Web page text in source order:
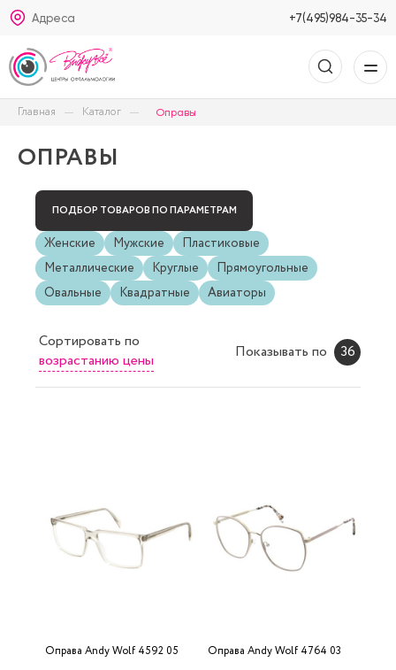
Адреса +7(495)984-35-34
Главная Каталог Оправы
ОПРАВЫ
ПОДБОР ТОВАРОВ ПО ПАРАМЕТРАМ
Женские Мужские
Пластиковые
Металлические
Круглые
Прямоугольные
Овальные
Квадратные Авиаторы
Сортировать по
возрастанию цены
Показывать по 36
Оправа Andy Wolf 4592 05 Оправа Andy Wolf 4764 03